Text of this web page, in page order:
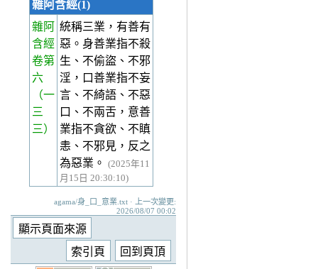
雜阿含經(1)
雜阿
含經
卷第
六
（一
三
三）
統稱三業，有善有
惡。身善業指不殺
生、不偷盜、不邪
淫，口善業指不妄
言、不綺語、不惡
口、不兩舌，意善
業指不貪欲、不瞋
恚、不邪見，反之
為惡業。
(2025年11
月15日 20:30:10)
agama/身_口_意業.txt · 上一次變更:
2026/08/07 00:02